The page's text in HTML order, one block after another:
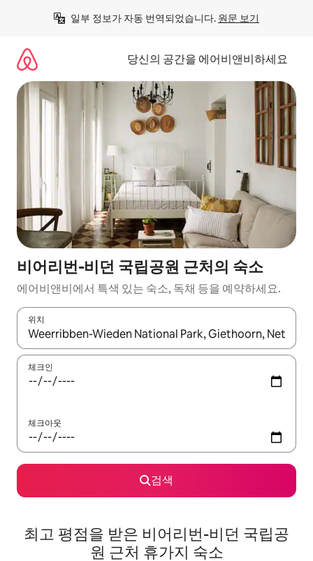
일부 정보가 자동 번역되었습니다. 원문 보기
당신의 공간을 에어비앤비하세요
비어리번-비던 국립공원 근처의 숙소
에어비앤비에서 특색 있는 숙소, 독채 등을 예약하세요.
위치
결과가 나오면 위·아래 화살표 키를 사용하거나 터치 또는 스와이
체크인
체크아웃
검색
최고 평점을 받은 비어리번-비던 국립공
원 근처 휴가지 숙소